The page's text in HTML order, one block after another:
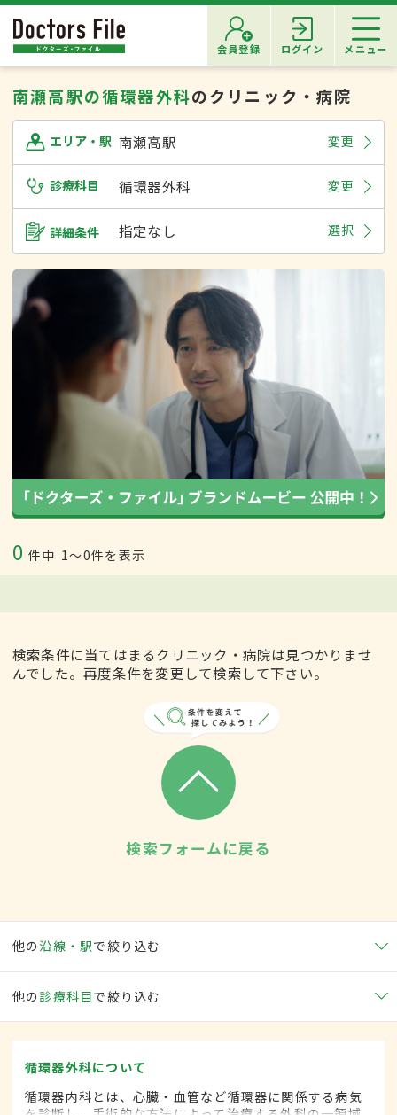
会員登録 ログイン メニュー
南瀬高駅の循環器外科のクリニック・病院
エリア・駅 南瀬高駅 変更
診療科目 循環器外科 変更
詳細条件 指定なし 選択
0 件中 1〜0件を表示
検索条件に当てはまるクリニック・病院は見つかりませ
んでした。再度条件を変更して検索して下さい。
検索フォームに戻る
他の沿線・駅で絞り込む
他の 診療科目で絞り込む
循環器外科について
循環器内科とは、心臓・血管など循環器に関係する病気